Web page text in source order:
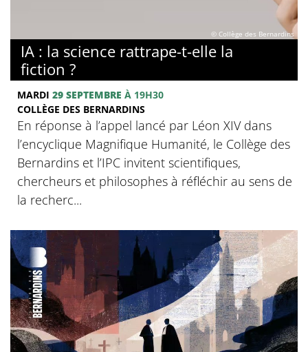
© Collège des Bernardins
IA : la science rattrape-t-elle la
fiction ?
MARDI 29 SEPTEMBRE À 19H30
COLLÈGE DES BERNARDINS
En réponse à l’appel lancé par Léon XIV dans
l’encyclique Magnifique Humanité, le Collège des
Bernardins et l’IPC invitent scientifiques,
chercheurs et philosophes à réfléchir au sens de
la recherc...